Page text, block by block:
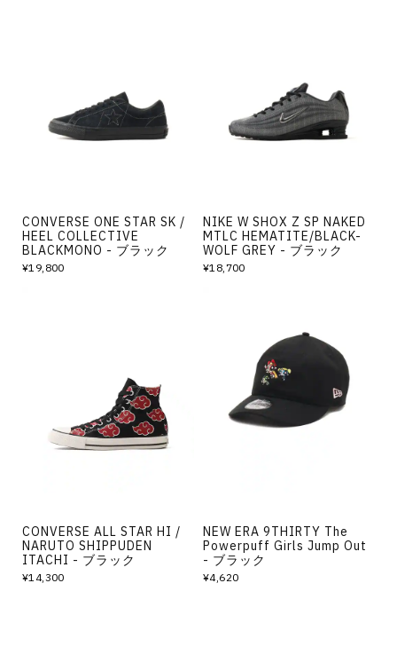
CONVERSE ONE STAR SK /
HEEL COLLECTIVE
BLACKMONO - ブラック
¥19,800
NIKE W SHOX Z SP NAKED
MTLC HEMATITE/BLACK-
WOLF GREY - ブラック
¥18,700
CONVERSE ALL STAR HI /
NARUTO SHIPPUDEN
ITACHI - ブラック
¥14,300
NEW ERA 9THIRTY The
Powerpuff Girls Jump Out
- ブラック
¥4,620